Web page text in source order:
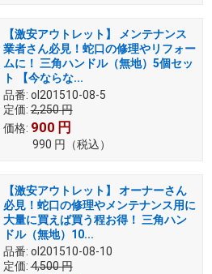
【激安アウトレット】 メンテナンス
業者さん必見！蛇口の修理やリフォー
ムに！ 三角ハンドル（無地）5個セッ
ト 【今ならな...
品番: ol201510-08-5
定価: 2,250円
価格: 900 円
990 円 （税込）
【激安アウトレット】 オーナーさん
必見！蛇口の修理やメンテナンス用に
大量に買えば買う程お得！ 三角ハン
ドル（無地）10...
品番: ol201510-08-10
定価: 4,500円